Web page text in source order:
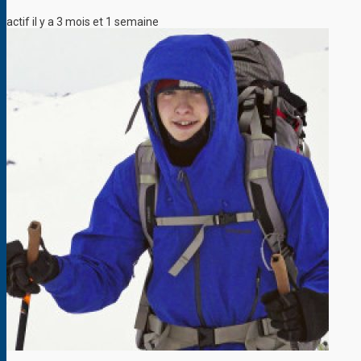
actif il y a 3 mois et 1 semaine